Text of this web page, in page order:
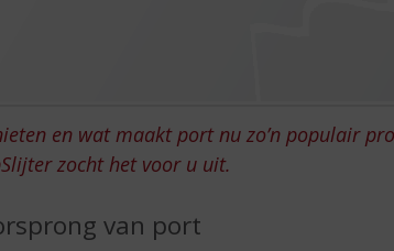
en wat maakt port nu zo’n populair
zocht het voor u uit.
van port